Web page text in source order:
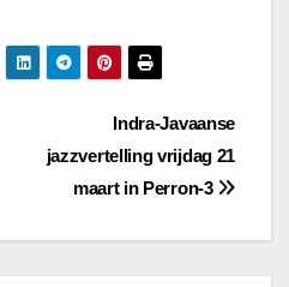
Indra-Javaanse
jazzvertelling vrijdag 21
maart in Perron-3